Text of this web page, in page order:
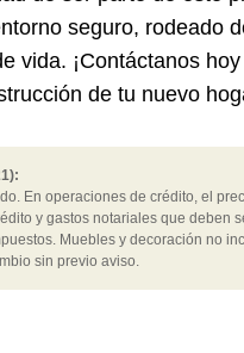
seguro, rodeado
vida. ¡Contáctanos
de tu nuevo
En operaciones de crédito, el
y gastos notariales que deben
Muebles y decoración no
sin previo aviso.